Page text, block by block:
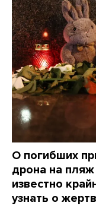
О погибших
дрона на
известно
узнать о